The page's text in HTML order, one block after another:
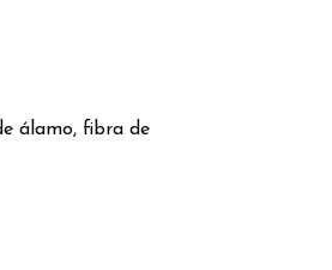
álamo, fibra de